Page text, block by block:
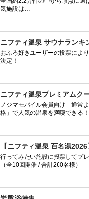
気施設は…
ニフティ温泉 サウナランキ
おふろ好きユーザーの投票によ
決定！
ニフティ温泉プレミアムク
ノジマモバイル会員向け 通常
格」で人気の温泉を満喫できる！
【ニフティ温泉 百名湯2026
行ってみたい施設に投票してプ
（全10回開催 / 合計260名様）